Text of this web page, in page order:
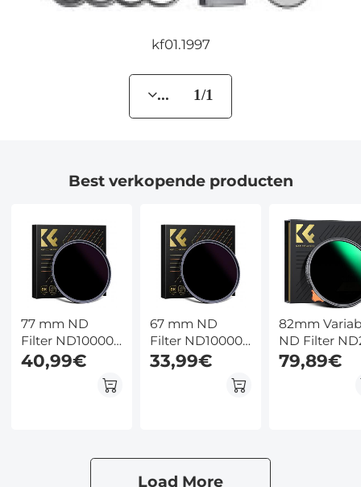
kf01.1997
... 1/1
Best verkopende producten
77 mm ND
Filter ND100000
Zonnefilter 16.6
Stops Solide
Xcel Serie (Kan
40,99€
67 mm ND
Filter ND100000
Zonnefilter 16.6
Stops Solide
Xcel Serie (Kan
Worden
33,99€
82mm
ND Filter
ND400 (1 - 9
Stops)
79,89€
Load More